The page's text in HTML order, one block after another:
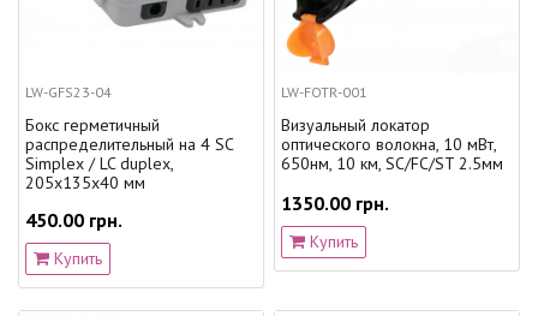
LW-GFS23-04
Бокс герметичный
распределительный на 4 SC
Simplex / LC duplex,
205x135x40 мм
450.00 грн.
Купить
LW-FOTR-001
Визуальный локатор
оптического волокна, 10 мВт,
650нм, 10 км, SC/FC/ST 2.5мм
1350.00 грн.
Купить